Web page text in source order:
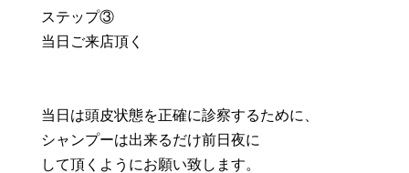
ステップ③
当日ご来店頂く
当日は頭皮状態を正確に診察するために、
シャンプーは出来るだけ前日夜に
して頂くようにお願い致します。